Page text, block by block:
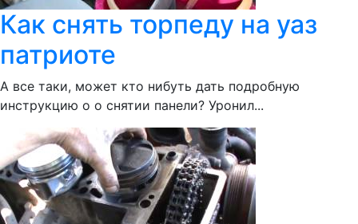
Как снять торпеду на уаз
патриоте
А все таки, может кто нибуть дать подробную
инструкцию о о снятии панели? Уронил...